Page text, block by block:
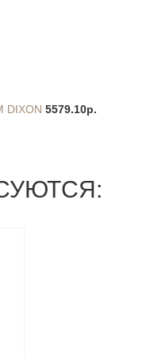
DIXON 5579.10р.